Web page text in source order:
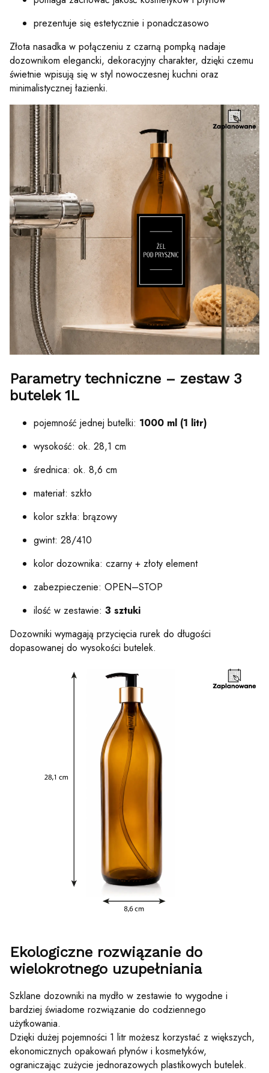
prezentuje się estetycznie i ponadczasowo
Złota nasadka w połączeniu z czarną pompką nadaje
dozownikom elegancki, dekoracyjny charakter, dzięki czemu
świetnie wpisują się w styl nowoczesnej kuchni oraz
minimalistycznej łazienki.
Parametry techniczne – zestaw 3
butelek 1L
pojemność jednej butelki: 1000 ml (1 litr)
wysokość: ok. 28,1 cm
średnica: ok. 8,6 cm
materiał: szkło
kolor szkła: brązowy
gwint: 28/410
kolor dozownika: czarny + złoty element
zabezpieczenie: OPEN–STOP
ilość w zestawie: 3 sztuki
Dozowniki wymagają przycięcia rurek do długości
dopasowanej do wysokości butelek.
Ekologiczne rozwiązanie do
wielokrotnego uzupełniania
Szklane dozowniki na mydło w zestawie to wygodne i
bardziej świadome rozwiązanie do codziennego
użytkowania.
Dzięki dużej pojemności 1 litr możesz korzystać z większych,
ekonomicznych opakowań płynów i kosmetyków,
ograniczając zużycie jednorazowych plastikowych butelek.